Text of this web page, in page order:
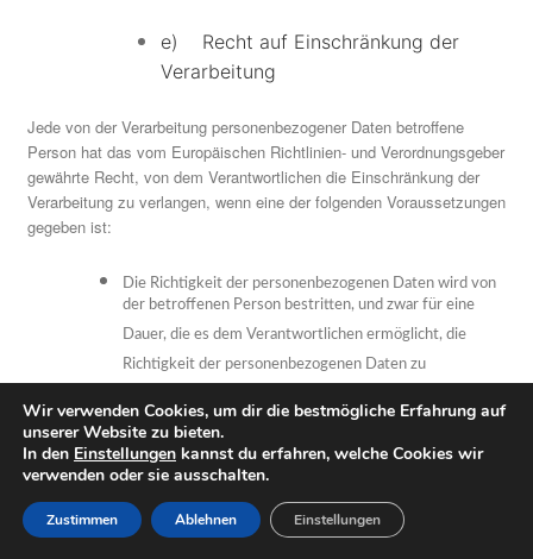
e) Recht auf Einschränkung der
Verarbeitung
Jede von der Verarbeitung personenbezogener Daten betroffene
Person hat das vom Europäischen Richtlinien- und Verordnungsgeber
gewährte Recht, von dem Verantwortlichen die Einschränkung der
Verarbeitung zu verlangen, wenn eine der folgenden Voraussetzungen
gegeben ist:
Die Richtigkeit der personenbezogenen Daten wird von
der betroffenen Person bestritten, und zwar für eine
Dauer, die es dem Verantwortlichen ermöglicht, die
Richtigkeit der personenbezogenen Daten zu
überprüfen.
Die Verarbeitung ist unrechtmäßig, die betroffene
Person lehnt die Löschung der personenbezogenen
Nutzung der personenbezogenen Daten.
Wir verwenden Cookies, um dir die bestmögliche Erfahrung auf
unserer Website zu bieten.
In den Einstellungen kannst du erfahren, welche Cookies wir
verwenden oder sie ausschalten.
Zustimmen Ablehnen Einstellungen